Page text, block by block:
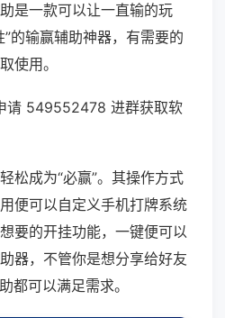
是一款可以让一直输的玩
的输赢辅助神器，有需要的
使用。
请 549552478 进群获取软
松成为“必赢”。其操作方式
便可以自定义手机打牌系统
要的开挂功能，一键便可以
器，不管你是想分享给好友
都可以满足需求。